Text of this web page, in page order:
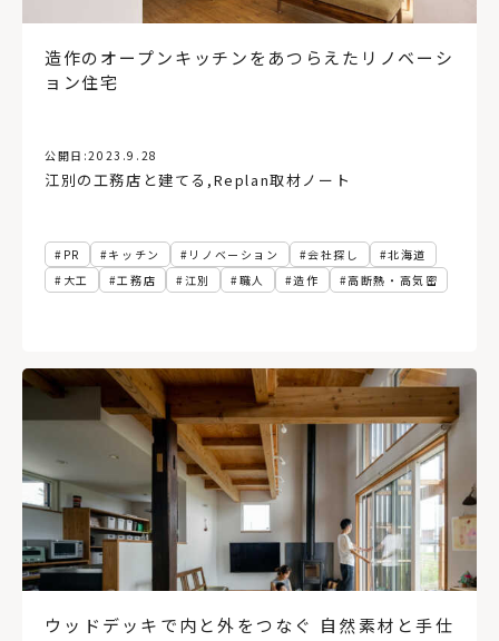
造作のオープンキッチンをあつらえたリノベーシ
ョン住宅
公開日:2023.9.28
江別の工務店と建てる ,Replan取材ノート
PR キッチン リノベーション 会社探し
北海道
大工
工務店 江別 職人 造作 高断熱・高気密
ウッドデッキで内と外をつなぐ 自然素材と手仕